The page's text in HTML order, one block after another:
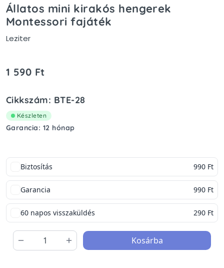
Állatos mini kirakós hengerek
Montessori fajáték
Leziter
1 590 Ft
Cikkszám: BTE-28
Készleten
Garancia: 12 hónap
Biztosítás 990 Ft
Garancia 990 Ft
60 napos visszaküldés 290 Ft
Kosárba